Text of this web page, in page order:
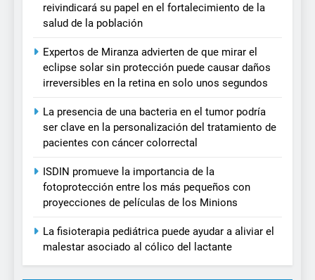
reivindicará su papel en el fortalecimiento de la
salud de la población
Expertos de Miranza advierten de que mirar el
eclipse solar sin protección puede causar daños
irreversibles en la retina en solo unos segundos
La presencia de una bacteria en el tumor podría
ser clave en la personalización del tratamiento de
pacientes con cáncer colorrectal
ISDIN promueve la importancia de la
fotoprotección entre los más pequeños con
proyecciones de películas de los Minions
La fisioterapia pediátrica puede ayudar a aliviar el
malestar asociado al cólico del lactante